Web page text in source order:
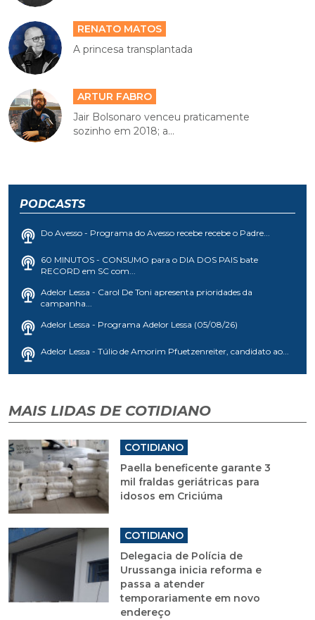
RENATO MATOS
A princesa transplantada
ARTUR FABRO
Jair Bolsonaro venceu praticamente
sozinho em 2018; a...
PODCASTS
Do Avesso - Programa do Avesso recebe recebe o Padre...
60 MINUTOS - CONSUMO para o DIA DOS PAIS bate
RECORD em SC com...
Adelor Lessa - Carol De Toni apresenta prioridades da
campanha...
Adelor Lessa - Programa Adelor Lessa (05/08/26)
Adelor Lessa - Túlio de Amorim Pfuetzenreiter, candidato ao...
MAIS LIDAS DE COTIDIANO
COTIDIANO
Paella beneficente garante 3
mil fraldas geriátricas para
idosos em Criciúma
COTIDIANO
Delegacia de Polícia de
Urussanga inicia reforma e
passa a atender
temporariamente em novo
endereço